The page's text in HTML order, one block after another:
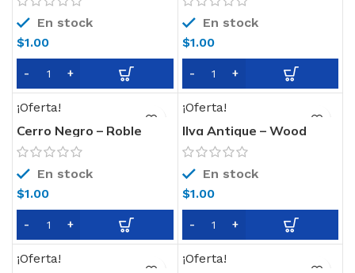
En stock
$1.00
En stock
$1.00
¡Oferta!
Cerro Negro – Roble
Rectificado 21×120
En stock
$1.00
¡Oferta!
Ilva Antique – Wood
Blanco 15×90
En stock
$1.00
¡Oferta! ¡Oferta!